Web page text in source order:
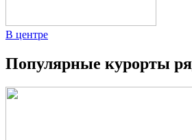
В центре
Популярные курорты